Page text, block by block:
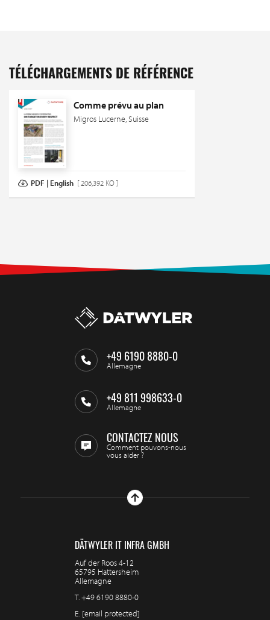
TÉLÉCHARGEMENTS DE RÉFÉRENCE
Comme prévu au plan
Migros Lucerne, Suisse
PDF | English [ 206,392 KO ]
+49 6190 8880-0
Allemagne
+49 811 998633-0
Allemagne
CONTACTEZ NOUS
Comment pouvons-nous
vous aider ?
DÄTWYLER IT INFRA GMBH
Auf der Roos 4-12
65795 Hattersheim
Allemagne
T.+49 6190 8880-0
E. [email protected]